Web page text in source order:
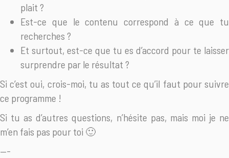
plait ?
Est-ce que le contenu correspond à ce que tu
recherches ?
Et surtout, est-ce que tu es d’accord pour te laisser
surprendre par le résultat ?
Si c’est oui, crois-moi, tu as tout ce qu’il faut pour suivre
ce programme !
Si tu as d’autres questions, n’hésite pas, mais moi je ne
m’en fais pas pour toi 🙂
—-